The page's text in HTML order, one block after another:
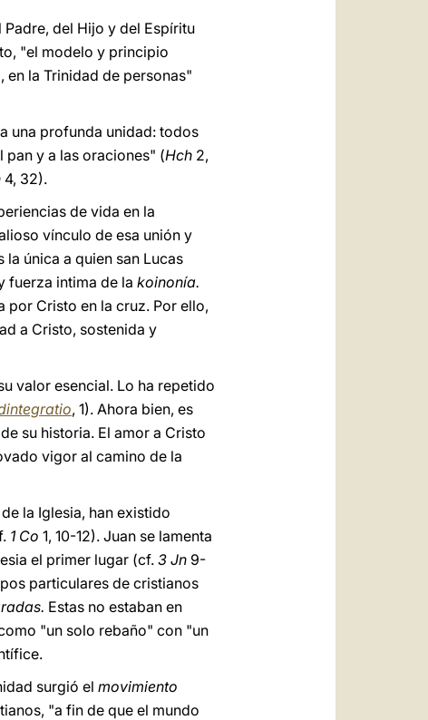
del Hijo y del Espíritu
"el modelo y principio
en la Trinidad de personas"
una profunda unidad: todos
pan y a las oraciones" (Hch 2,
4, 32).
de vida en la
vínculo de esa unión y
la única a quien san Lucas
fuerza intima de la koinonía.
por Cristo en la cruz. Por ello,
a Cristo, sostenida y
valor esencial. Lo ha repetido
, 1). Ahora bien, es
su historia. El amor a Cristo
vigor al camino de la
la Iglesia, han existido
1 Co 1, 10-12). Juan se lamenta
el primer lugar (cf. 3 Jn 9-
particulares de cristianos
Estas no estaban en
"un solo rebaño" con "un
surgió el movimiento
"a fin de que el mundo